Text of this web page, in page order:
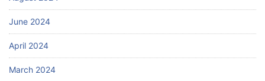
June 2024
April 2024
March 2024